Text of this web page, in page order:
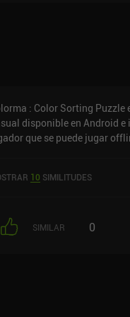
: Color Sorting Puzzle
disponible en Android e
que se puede jugar
actual de 4,8 sobre
10 SIMILITUDES
SIMILAR 0